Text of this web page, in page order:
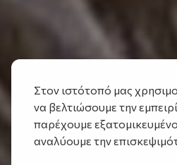
Στον ιστότοπό μας
να βελτιώσουμε την
παρέχουμε
αναλύουμε την